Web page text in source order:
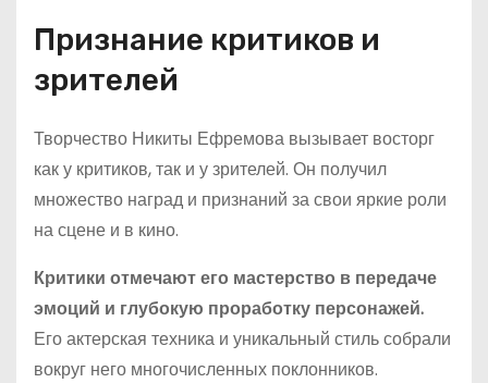
Признание критиков и
зрителей
Творчество Никиты Ефремова вызывает восторг
как у критиков, так и у зрителей. Он получил
множество наград и признаний за свои яркие роли
на сцене и в кино.
Критики отмечают его мастерство в передаче
эмоций и глубокую проработку персонажей.
Его актерская техника и уникальный стиль собрали
вокруг него многочисленных поклонников.